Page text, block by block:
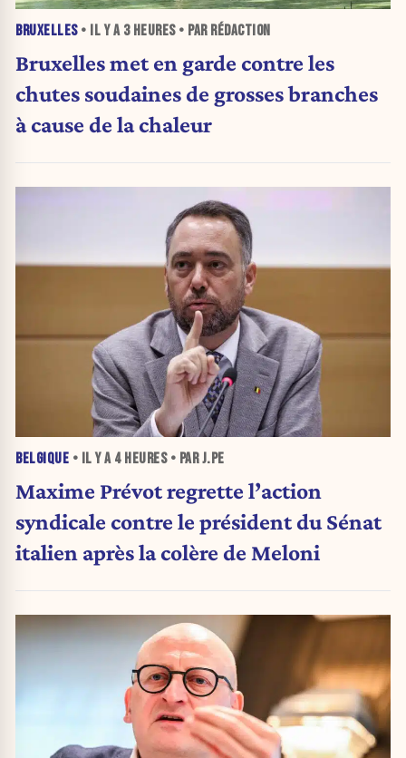
BRUXELLES• IL Y A 3 HEURES• PAR RÉDACTION
Bruxelles met en garde contre les
chutes soudaines de grosses branches
à cause de la chaleur
BELGIQUE • IL Y A 4 HEURES• PAR J.PE
Maxime Prévot regrette l’action
syndicale contre le président du Sénat
italien après la colère de Meloni